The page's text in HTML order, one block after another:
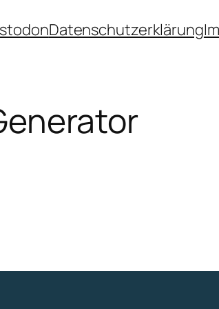
Datenschutzerklärung